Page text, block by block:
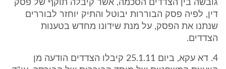
גובשה בין הצדדים הסכמה, אשר קיבלה תוקף של פסק
דין, לפיה פסק הבוררות יבוטל והתיק יוחזר לבוררים
שנתנו את הפסק, על מנת שידונו מחדש בטענות
הצדדים.
4. דא עקא, ביום 25.1.11 קיבלו הצדדים הודעה מן